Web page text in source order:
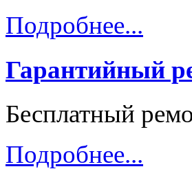
Подробнее...
Гарантийный
Бесплатный
Подробнее...